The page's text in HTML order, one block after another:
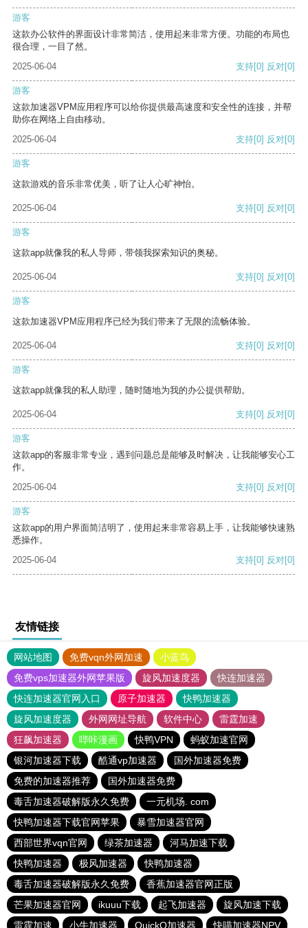
游客
这款办公软件的界面设计非常简洁，使用起来非常方便。功能的布局也
很合理，一目了然。
2025-06-04
支持[0] 反对[0]
游客
这款加速器VPM应用程序可以给你提供最高速度和安全性的连接，并帮
助你在网络上自由移动。
2025-06-04
支持[0] 反对[0]
游客
这款游戏的音乐非常优美，听了让人心旷神怡。
2025-06-04 支持[0] 反对[0]
游客
这款app就像我的私人导师，带领我探索知识的奥秘。
2025-06-04 支持[0] 反对[0]
游客
这款加速器VPM应用程序已经为我们带来了无限的流畅体验。
2025-06-04 支持[0] 反对[0]
游客
这款app就像我的私人助理，随时随地为我的办公提供帮助。
2025-06-04 支持[0] 反对[0]
游客
这款app的客服非常专业，遇到问题总是能够及时解决，让我能够安心工
作。
2025-06-04
支持[0] 反对[0]
游客
这款app的用户界面简洁明了，使用起来非常容易上手，让我能够快速熟
悉操作。
2025-06-04
支持[0] 反对[0]
友情链接
网站地图 免费vqn外网加速
小蓝鸟
免费vps加速器外网苹果版
旋风加速度器
快连加速器
快连加速器官网入口
原子加速器
快鸭加速器
旋风加速度器
外网网址导航 软件中心
雷霆加速
狂飙加速器
哔咔漫画 快鸭VPN
蚂蚁加速官网
银河加速器下载
酷通vp加速器
国外加速器免费
免费的加速器推荐
国外加速器免费
毒舌加速器破解版永久免费
一元机场. com
快鸭加速器下载官网苹果
暴雪加速器官网
西部世界vqn官网
绿茶加速器
河马加速下载
快鸭加速器
极风加速器
快鸭加速器
毒舌加速器破解版永久免费
香蕉加速器官网正版
芒果加速器官网
ikuuu下载 起飞加速器
旋风加速下载
雷霆加速
小牛加速器 QuickQ加速器 快喵加速器NPV